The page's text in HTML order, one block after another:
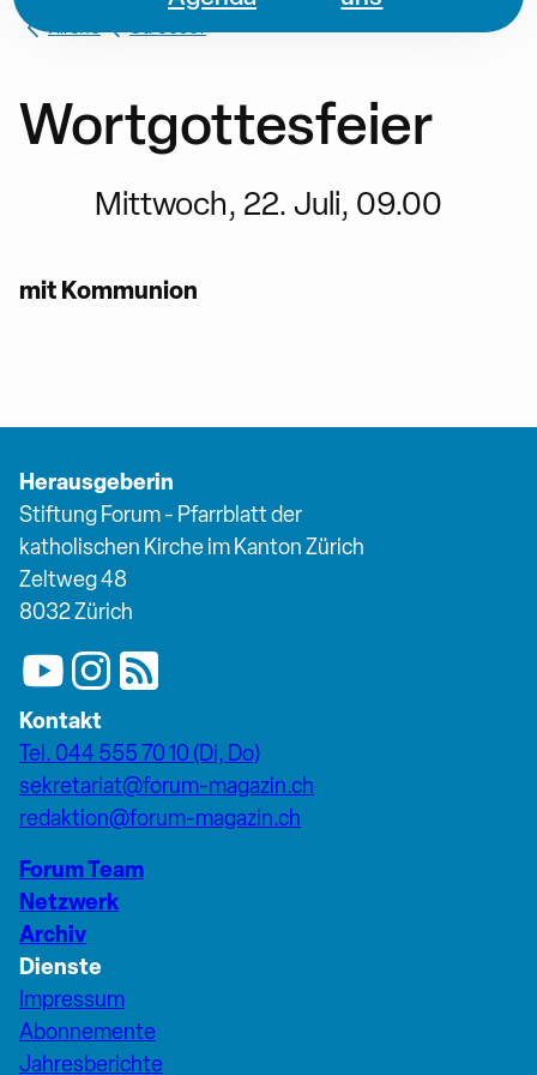
Kirche St. Josef
Wortgottesfeier
Mittwoch, 22. Juli, 09.00
mit Kommunion
Herausgeberin
Stiftung Forum - Pfarrblatt der
katholischen Kirche im Kanton Zürich
Zeltweg 48
8032 Zürich
Kontakt
Tel. 044 555 70 10 (Di, Do)
sekretariat@forum-magazin.ch
redaktion@forum-magazin.ch
Forum Team
Netzwerk
Archiv
Dienste
Impressum
Abonnemente
Jahresberichte